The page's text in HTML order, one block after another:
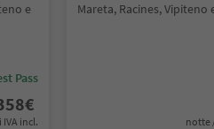
e
Pass
€
incl.
Mareta, Racines,
notte